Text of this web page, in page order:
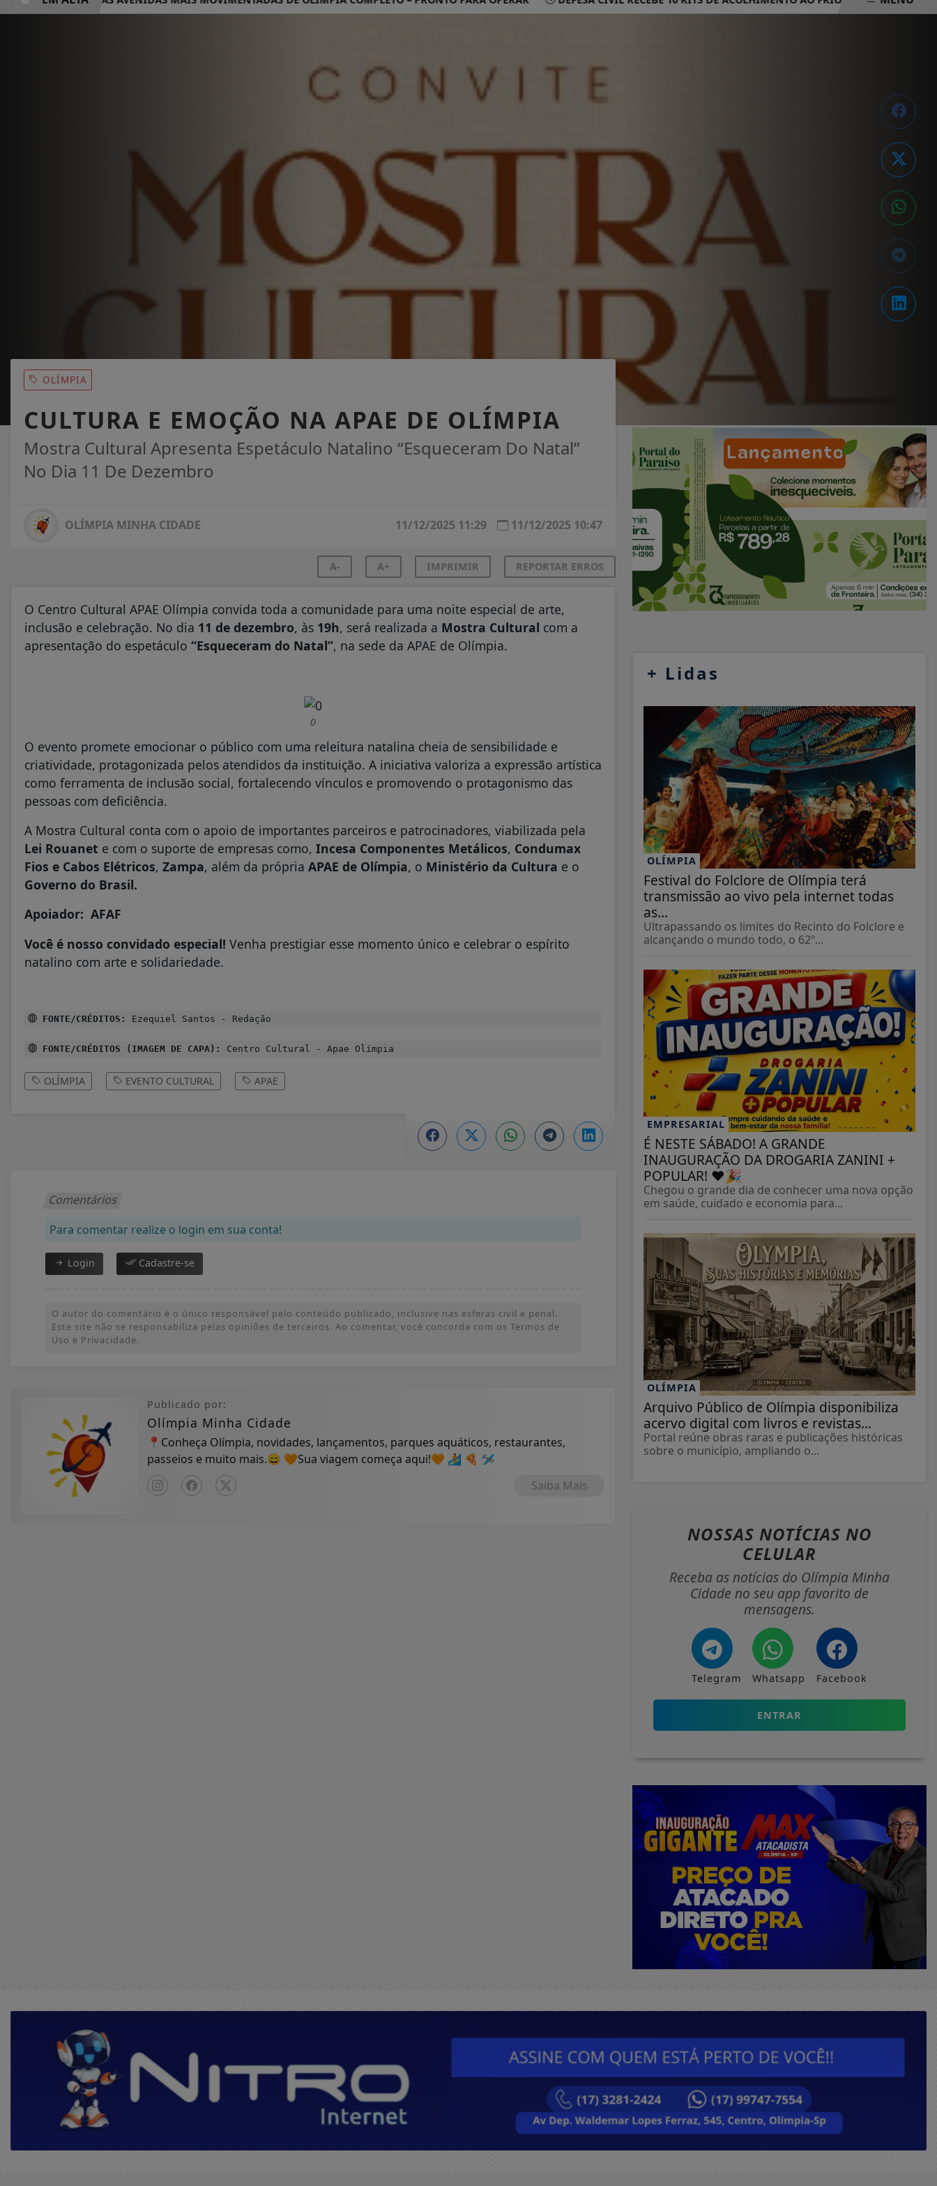
OLÍMPIA
CULTURA E EMOÇÃO NA APAE DE OLÍMPIA
Mostra Cultural Apresenta Espetáculo Natalino “Esqueceram Do Natal”
No Dia 11 De Dezembro
OLÍMPIA MINHA CIDADE 11/12/2025 10:47
11/12/2025 11:29
A- A+ IMPRIMIR REPORTAR ERROS
O Centro Cultural APAE Olímpia convida toda a comunidade para uma noite especial de arte,
inclusão e celebração. No dia 11 de dezembro, às 19h, será realizada a Mostra Cultural com a
apresentação do espetáculo “Esqueceram do Natal”, na sede da APAE de Olímpia.
0
O evento promete emocionar o público com uma releitura natalina cheia de sensibilidade e
criatividade, protagonizada pelos atendidos da instituição. A iniciativa valoriza a expressão artística
como ferramenta de inclusão social, fortalecendo vínculos e promovendo o protagonismo das
pessoas com deficiência.
A Mostra Cultural conta com o apoio de importantes parceiros e patrocinadores, viabilizada pela
Lei Rouanet e com o suporte de empresas como, Incesa Componentes Metálicos, Condumax
Fios e Cabos Elétricos, Zampa, além da própria APAE de Olímpia, o Ministério da Cultura e o
Governo do Brasil.
Apoiador: AFAF
Você é nosso convidado especial! Venha prestigiar esse momento único e celebrar o espírito
natalino com arte e solidariedade.
FONTE/CRÉDITOS: Ezequiel Santos - Redação
FONTE/CRÉDITOS (IMAGEM DE CAPA): Centro Cultural - Apae Olímpia
OLÍMPIA EVENTO CULTURAL APAE
Comentários
Para comentar realize o login em sua conta!
Login Cadastre-se
O autor do comentário é o único responsável pelo conteúdo publicado, inclusive nas esferas civil e penal.
Este site não se responsabiliza pelas opiniões de terceiros. Ao comentar, você concorda com os Termos de
Uso e Privacidade.
Publicado por:
Olímpia Minha Cidade
📍Conheça Olímpia, novidades, lançamentos, parques aquáticos, restaurantes,
passeios e muito mais.😄 🧡Sua viagem começa aqui!🧡 🏄 🍕 🛩
Saiba Mais
+ Lidas
OLÍMPIA
Festival do Folclore de Olímpia terá
transmissão ao vivo pela internet todas
as...
Ultrapassando os limites do Recinto do Folclore e
alcançando o mundo todo, o 62º...
EMPRESARIAL
É NESTE SÁBADO! A GRANDE
INAUGURAÇÃO DA DROGARIA ZANINI +
POPULAR! ❤️🎉
Chegou o grande dia de conhecer uma nova opção
em saúde, cuidado e economia para...
OLÍMPIA
Arquivo Público de Olímpia disponibiliza
acervo digital com livros e revistas...
Portal reúne obras raras e publicações históricas
sobre o município, ampliando o...
NOSSAS NOTÍCIAS NO
CELULAR
Receba as notícias do Olímpia Minha
Cidade no seu app favorito de
mensagens.
Telegram Whatsapp Facebook
ENTRAR